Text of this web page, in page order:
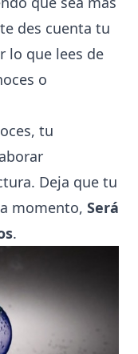
des cuenta tu
lo que lees de
o
tu
Deja que tu
momento, Será
.